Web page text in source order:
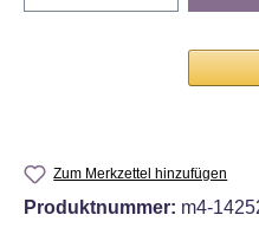
Zum Merkzettel hinzufügen
Produktnummer: m4-